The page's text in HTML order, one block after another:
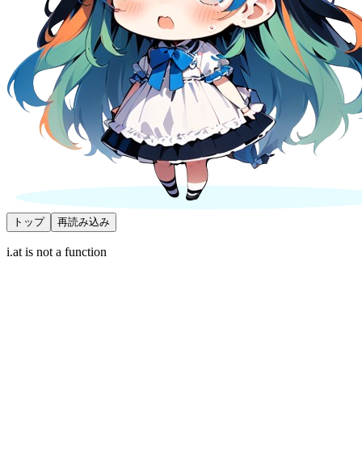
トップ 再読み込み
i.at is not a function